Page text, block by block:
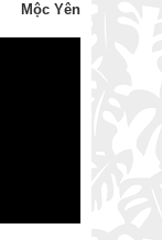
Mộc Yên